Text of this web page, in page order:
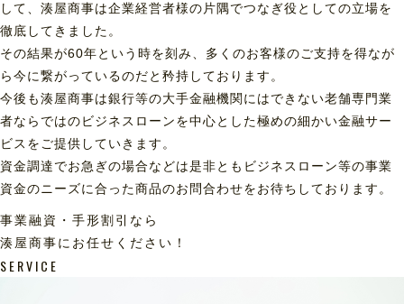
して、湊屋商事は企業経営者様の片隅でつなぎ役としての立場を
徹底してきました。
その結果が60年という時を刻み、多くのお客様のご支持を得なが
ら今に繋がっているのだと矜持しております。
今後も湊屋商事は銀行等の大手金融機関にはできない老舗専門業
者ならではのビジネスローンを中心とした極めの細かい金融サー
ビスをご提供していきます。
資金調達でお急ぎの場合などは是非ともビジネスローン等の事業
資金のニーズに合った商品のお問合わせをお待ちしております。
事業融資・手形割引なら
湊屋商事にお任せください！
SERVICE